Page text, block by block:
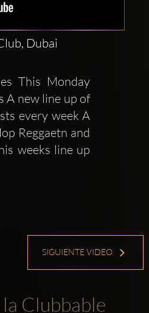
Dubai
This Monday
A new line up of
every week A
Reggaetn and
weeks line up
SIGUIENTE VIDEO
Clubbable